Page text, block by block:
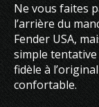
Ne vous faites
l’arrière du
Fender USA,
simple tentative
fidèle à
confortable.